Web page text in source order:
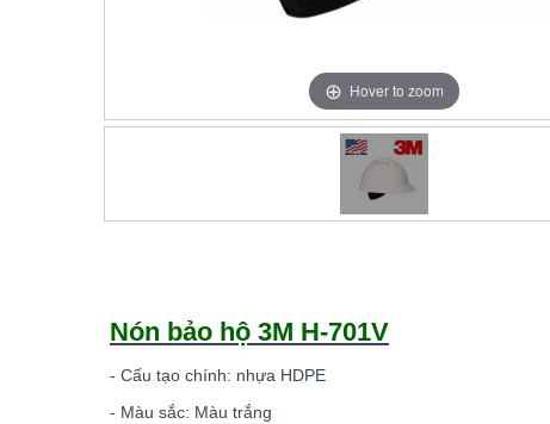
Hover to zoom
Nón bảo hộ 3M H-701V
- Cấu tạo chính: nhựa HDPE
- Màu sắc: Màu trắng